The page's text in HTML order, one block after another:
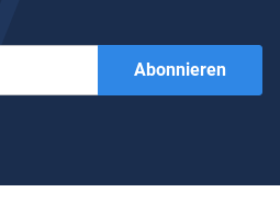
Abonnieren